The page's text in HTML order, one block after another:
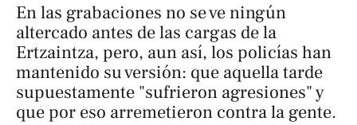
En las grabaciones no se ve ningún
altercado antes de las cargas de la
Ertzaintza, pero, aun así, los policías han
mantenido su versión: que aquella tarde
supuestamente "sufrieron agresiones" y
que por eso arremetieron contra la gente.